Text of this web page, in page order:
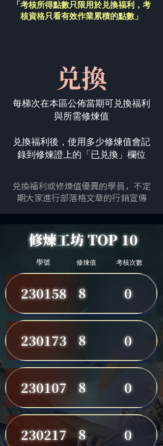
「考核所得點數只限用於兑換福利， 考
核資格只看有效作業累積的點數」
兑換
每梯次在本區公佈當期可兑換福利
與所需修煉值
兑換福利後，使用多少修煉值會記
錄到修煉證上的「已兑換」欄位
兑換福利或修煉值優異的學員，不定
期大家進行部落格文章的行銷宣傳
修煉工坊 TOP 10
學號 修煉值 考核次數
230158 8 0
230173 8 0
230107 8 0
230217 8 0